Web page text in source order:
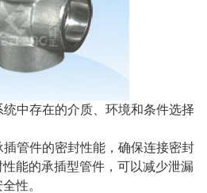
中存在的介质、环境和条件选择
管件的密封性能，确保连接密封
能的承插型管件，可以减少泄漏
性。